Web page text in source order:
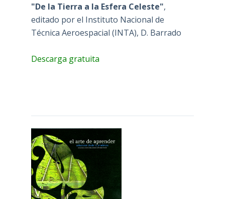
"De la Tierra a la Esfera Celeste",
editado por el Instituto Nacional de
Técnica Aeroespacial (INTA), D. Barrado
Descarga gratuita